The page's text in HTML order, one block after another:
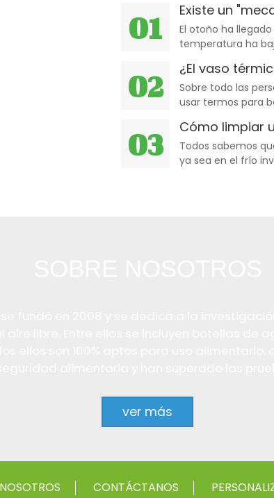
01 Existe un
El otoño ha
temperatura ha
02 ¿El vaso
Sobre todo las
usar termos para
03 Cómo limpiar
Todos sabemos
ya sea en el frío
ver más
CONTÁCTANOS